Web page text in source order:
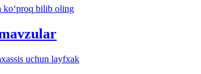
koʻproq bilib oling
uchun layfхak